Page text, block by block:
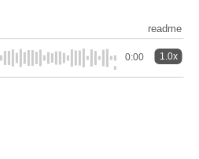
readme
0:00 1.0x